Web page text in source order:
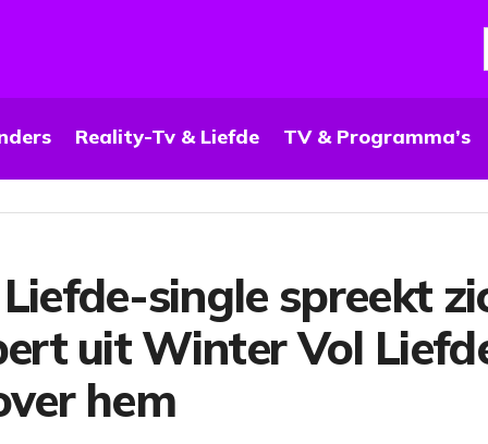
Reality-Tv & Liefde TV & Programma’s
single spreekt
uit Winter Vol
hem